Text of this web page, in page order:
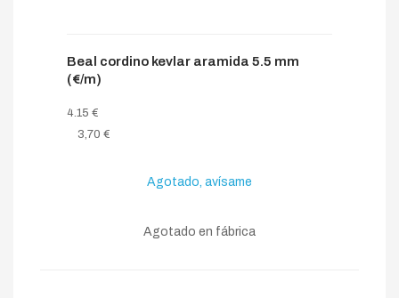
Beal cordino kevlar aramida 5.5 mm
(€/m)
4.15 €
3,70 €
Agotado, avísame
Agotado en fábrica